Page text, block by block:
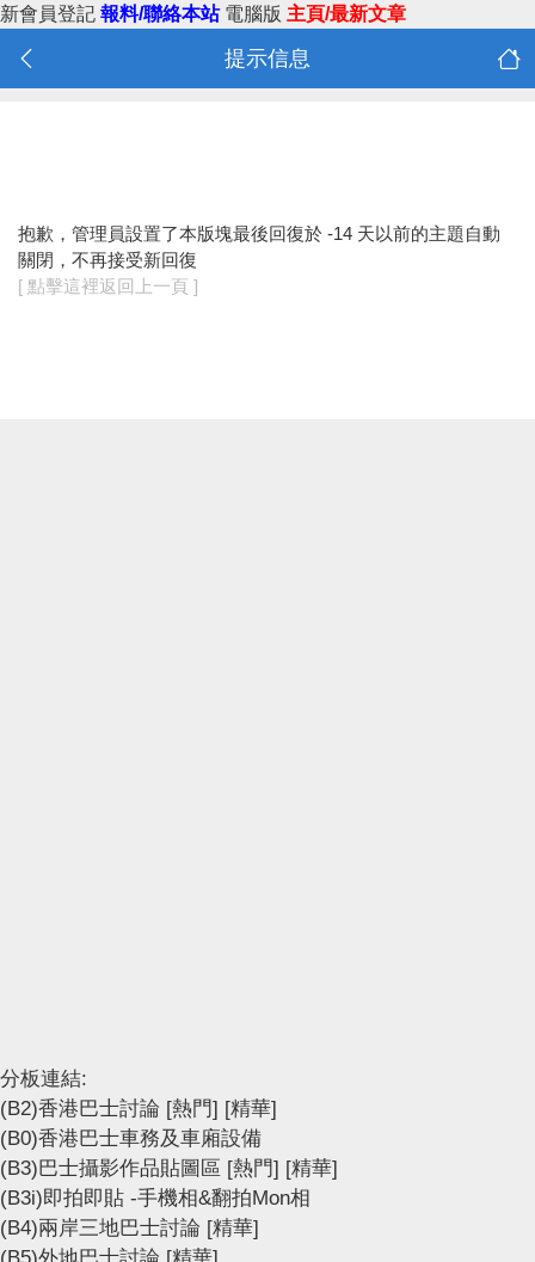
新會員登記 報料/聯絡本站 電腦版 主頁/最新文章
提示信息
抱歉，管理員設置了本版塊最後回復於 -14 天以前的主題自動
關閉，不再接受新回復
[ 點擊這裡返回上一頁 ]
分板連結:
(B2)香港巴士討論 [熱門] [精華]
(B0)香港巴士車務及車廂設備
(B3)巴士攝影作品貼圖區 [熱門] [精華]
(B3i)即拍即貼 -手機相&翻拍Mon相
(B4)兩岸三地巴士討論 [精華]
(B5)外地巴士討論 [精華]